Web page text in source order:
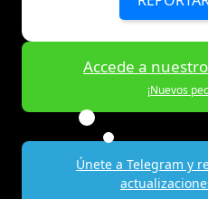
Accede a
¡Nuevos
Únete a Telegram y